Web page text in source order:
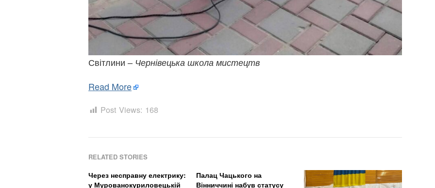
Світлини – Чернівецька школа мистецтв
Read More
Post Views: 168
RELATED STORIES
Через несправну електрику:
у Мурованокуриловецькій
Палац Чацького на
Вінниччині набув статусу